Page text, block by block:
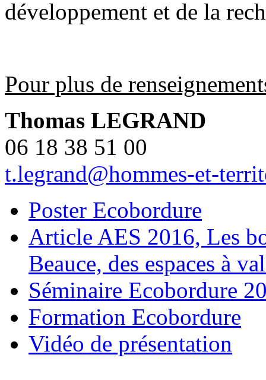
développement et de la
Pour plus de
Thomas LEGRAND
06 18 38 51 00
t.legrand@hommes-et-
Poster Ecobordure
Article AES 2016, Les
Beauce, des espaces à
Séminaire Ecobordure
Formation Ecobordure
Vidéo de présentation